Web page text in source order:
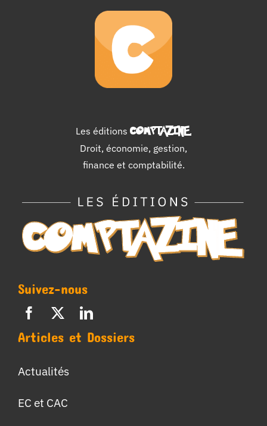
Les éditions COMPTAZINE.
Droit, économie, gestion,
finance et comptabilité.
Suivez-nous
Articles et Dossiers
Actualités
EC et CAC